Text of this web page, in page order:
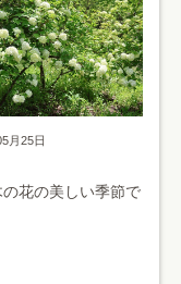
月25日
の花の美しい季節で